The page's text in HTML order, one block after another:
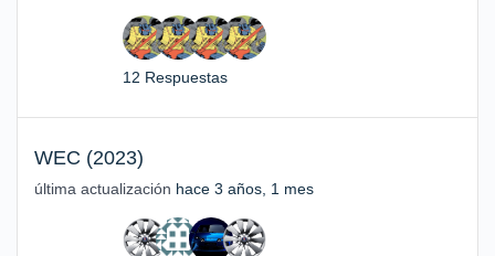
12 Respuestas
WEC (2023)
última actualización hace 3 años, 1 mes